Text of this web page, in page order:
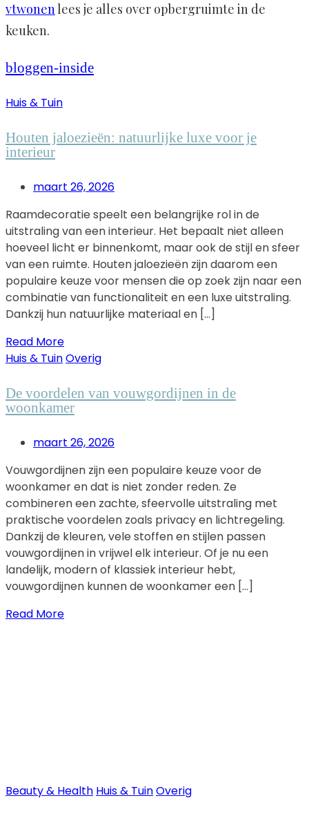
vtwonenlees je alles over opbergruimte in de
keuken.
bloggen-inside
Huis & Tuin
Houten jaloezieën: natuurlijke luxe voor je
interieur
maart 26, 2026
Raamdecoratie speelt een belangrijke rol in de
uitstraling van een interieur. Het bepaalt niet alleen
hoeveel licht er binnenkomt, maar ook de stijl en sfeer
van een ruimte. Houten jaloezieën zijn daarom een
populaire keuze voor mensen die op zoek zijn naar een
combinatie van functionaliteit en een luxe uitstraling.
Dankzij hun natuurlijke materiaal en […]
Read More
Huis & TuinOverig
De voordelen van vouwgordijnen in de
woonkamer
maart 26, 2026
Vouwgordijnen zijn een populaire keuze voor de
woonkamer en dat is niet zonder reden. Ze
combineren een zachte, sfeervolle uitstraling met
praktische voordelen zoals privacy en lichtregeling.
Dankzij de kleuren, vele stoffen en stijlen passen
vouwgordijnen in vrijwel elk interieur. Of je nu een
landelijk, modern of klassiek interieur hebt,
vouwgordijnen kunnen de woonkamer een […]
Read More
Beauty & Health Huis & TuinOverig